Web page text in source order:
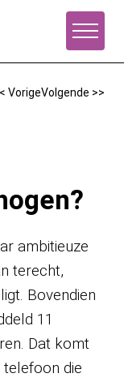
VorigeVolgende >>
ambitieuze
terecht,
Bovendien
11
Dat komt
die